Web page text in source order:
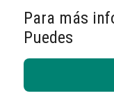
Para más
Puedes